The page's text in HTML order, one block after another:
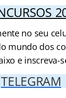
no seu
mundo dos
e inscreva-
TELEGRAM